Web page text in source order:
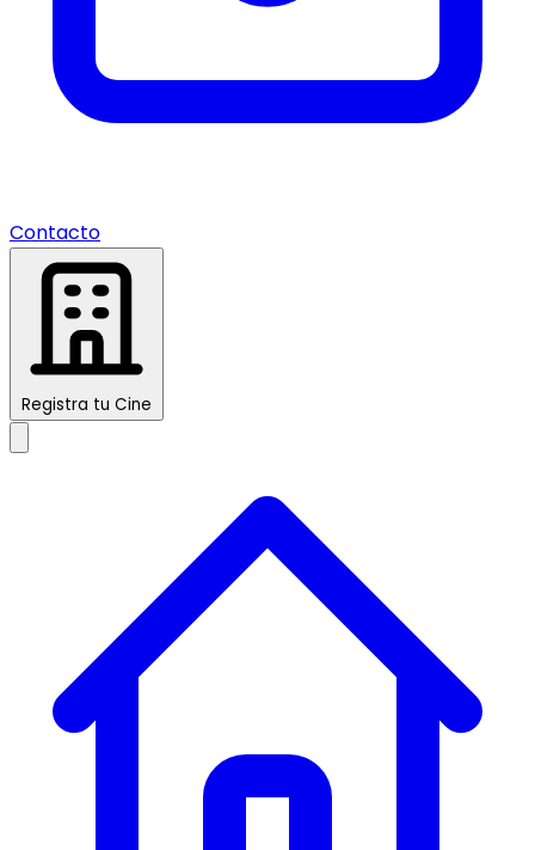
Contacto
Registra tu Cine